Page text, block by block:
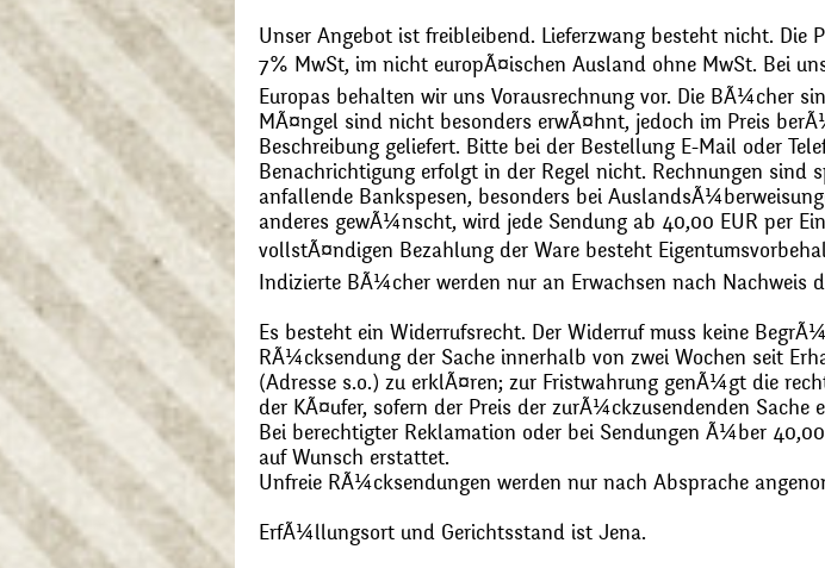
Unser Angebot ist freibleibend. Lieferzwang besteht nicht. Die
7% MwSt, im nicht europÃ¤ischen Ausland ohne MwSt. Bei
Europas behalten wir uns Vorausrechnung vor. Die BÃ¼cher
MÃ¤ngel sind nicht besonders erwÃ¤hnt, jedoch im Preis
Beschreibung geliefert. Bitte bei der Bestellung E-Mail oder
Benachrichtigung erfolgt in der Regel nicht. Rechnungen sind
anfallende Bankspesen, besonders bei
anderes gewÃ¼nscht, wird jede Sendung ab 40,00 EUR per
vollstÃ¤ndigen Bezahlung der Ware besteht
Indizierte BÃ¼cher werden nur an Erwachsen nach Nachweis
Es besteht ein Widerrufsrecht. Der Widerruf muss keine
RÃ¼cksendung der Sache innerhalb von zwei Wochen seit
(Adresse s.o.) zu erklÃ¤ren; zur Fristwahrung genÃ¼gt die
der KÃ¤ufer, sofern der Preis der zurÃ¼ckzusendenden
Bei berechtigter Reklamation oder bei Sendungen Ã¼ber
auf Wunsch erstattet.
Unfreie RÃ¼cksendungen werden nur nach Absprache
ErfÃ¼llungsort und Gerichtsstand ist Jena.